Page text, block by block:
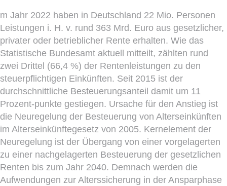
m Jahr 2022 haben in Deutschland 22 Mio. Personen
Leistungen i. H. v. rund 363 Mrd. Euro aus gesetzlicher,
privater oder betrieblicher Rente erhalten. Wie das
Statistische Bundesamt aktuell mitteilt, zählten rund
zwei Drittel (66,4 %) der Rentenleistungen zu den
steuerpflichtigen Einkünften. Seit 2015 ist der
durchschnittliche Besteuerungsanteil damit um 11
Prozent-punkte gestiegen. Ursache für den Anstieg ist
die Neuregelung der Besteuerung von Alterseinkünften
im Alterseinkünftegesetz von 2005. Kernelement der
Neuregelung ist der Übergang von einer vorgelagerten
zu einer nachgelagerten Besteuerung der gesetzlichen
Renten bis zum Jahr 2040. Demnach werden die
Aufwendungen zur Alterssicherung in der Ansparphase